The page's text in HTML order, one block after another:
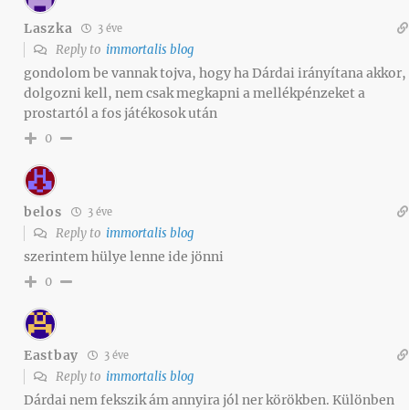
Laszka 3 éve
Reply to immortalis blog
gondolom be vannak tojva, hogy ha Dárdai irányítana akkor,
dolgozni kell, nem csak megkapni a mellékpénzeket a
prostartól a fos játékosok után
0
belos 3 éve
Reply to immortalis blog
szerintem hülye lenne ide jönni
0
Eastbay 3 éve
Reply to immortalis blog
Dárdai nem fekszik ám annyira jól ner körökben. Különben